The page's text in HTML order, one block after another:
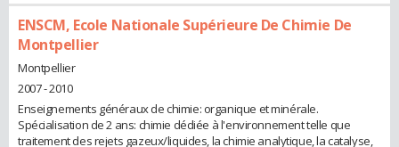
ENSCM, Ecole Nationale Supérieure De Chimie De
Montpellier
Montpellier
2007 - 2010
Enseignements généraux de chimie: organique et minérale.
Spécialisation de 2 ans: chimie dédiée à l'environnement telle que
traitement des rejets gazeux/liquides, la chimie analytique, la catalyse,